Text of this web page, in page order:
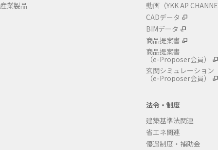
産業製品
動画（YKK AP
CADデータ
BIMデータ
商品提案書
商品提案書
（e-Proposer会員）
玄関シミュレーション
（e-Proposer会員）
法令・制度
建築基準法関連
省エネ関連
優遇制度・補助金